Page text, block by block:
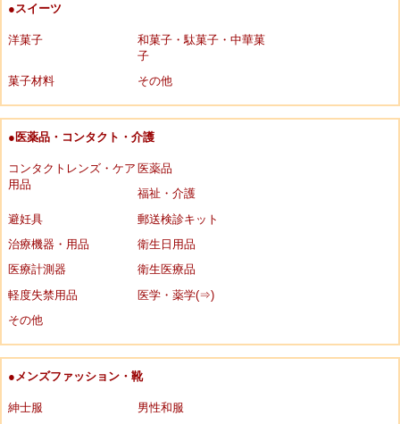
●スイーツ
洋菓子
和菓子・駄菓子・中華菓
子
菓子材料
その他
●医薬品・コンタクト・介護
コンタクトレンズ・ケア
用品
医薬品
福祉・介護
避妊具
郵送検診キット
治療機器・用品
衛生日用品
医療計測器
衛生医療品
軽度失禁用品
医学・薬学(⇒)
その他
●メンズファッション・靴
紳士服
男性和服